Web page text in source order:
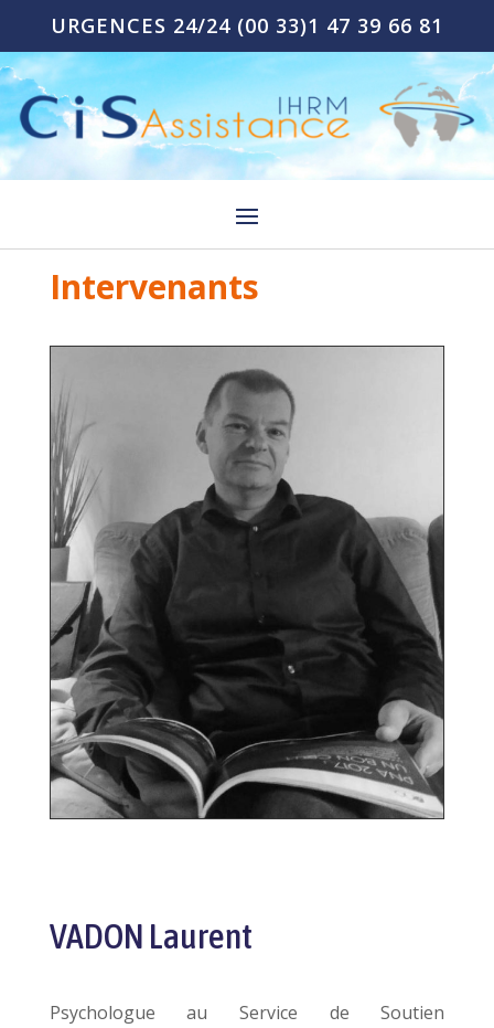
URGENCES 24/24 (00 33)1 47 39 66 81
Intervenants
VADON Laurent
Psychologue au Service de Soutien